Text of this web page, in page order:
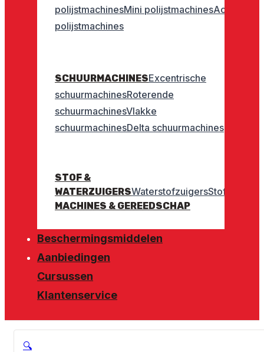
polijstmachinesMini polijstmachinesAccu
polijstmachines
SCHUURMACHINESExcentrische
schuurmachinesRoterende
schuurmachinesVlakke
schuurmachinesDelta schuurmachines
STOF &
WATERZUIGERSWaterstofzuigersStofzuigers
MACHINES & GEREEDSCHAP
Beschermingsmiddelen
Aanbiedingen
Cursussen
Klantenservice
🔍